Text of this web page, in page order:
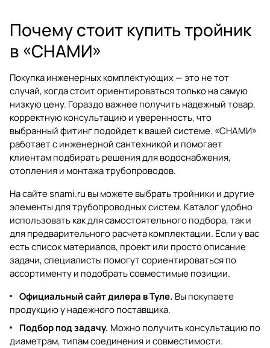
Почему стоит купить тройник
в «СНАМИ»
Покупка инженерных комплектующих — это не тот
случай, когда стоит ориентироваться только на самую
низкую цену. Гораздо важнее получить надежный товар,
корректную консультацию и уверенность, что
выбранный фитинг подойдет к вашей системе. «СНАМИ»
работает с инженерной сантехникой и помогает
клиентам подбирать решения для водоснабжения,
отопления и монтажа трубопроводов.
На сайтеsnami.ru вы можете выбрать тройники и другие
элементы для трубопроводных систем. Каталог удобно
использовать как для самостоятельного подбора, так и
для предварительного расчета комплектации. Если у вас
есть список материалов, проект или просто описание
задачи, специалисты помогут сориентироваться по
ассортименту и подобрать совместимые позиции.
Официальный сайт дилера в Туле. Вы покупаете
продукцию у надежного поставщика.
Подбор под задачу. Можно получить консультацию по
диаметрам, типам соединения и совместимости.